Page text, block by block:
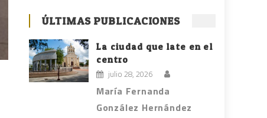
ÚLTIMAS PUBLICACIONES
La ciudad que late en el
centro
julio 28, 2026
María Fernanda
González Hernández